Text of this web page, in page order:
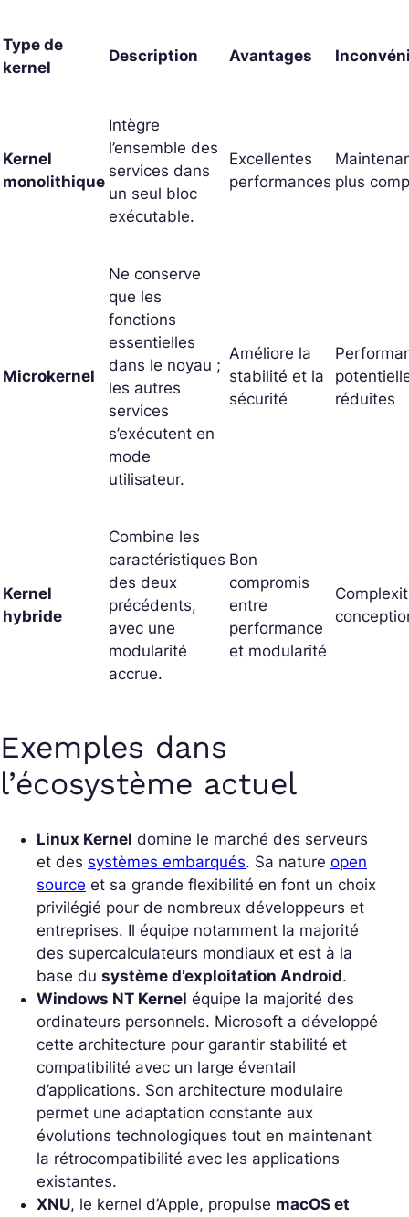
Type de
kernel
Description Avantages
Kernel
monolithique
Intègre
l’ensemble des
services dans
un seul bloc
exécutable.
Excellentes
performances plus
Microkernel
Ne conserve
que les
fonctions
essentielles
dans le noyau ;
les autres
services
s’exécutent en
mode
utilisateur.
Améliore la
stabilité et la
sécurité
réduites
Kernel
hybride
Combine les
caractéristiques
des deux
précédents,
avec une
modularité
accrue.
Bon
compromis
entre
performance
et modularité
Exemples dans
l’écosystème actuel
Linux Kernel domine le marché des serveurs
et des systèmes embarqués. Sa nature open
source et sa grande flexibilité en font un choix
privilégié pour de nombreux développeurs et
entreprises. Il équipe notamment la majorité
des supercalculateurs mondiaux et est à la
base du système d’exploitation Android.
Windows NT Kernel équipe la majorité des
ordinateurs personnels. Microsoft a développé
cette architecture pour garantir stabilité et
compatibilité avec un large éventail
d’applications. Son architecture modulaire
permet une adaptation constante aux
évolutions technologiques tout en maintenant
la rétrocompatibilité avec les applications
existantes.
XNU, le kernel d’Apple, propulse macOS et